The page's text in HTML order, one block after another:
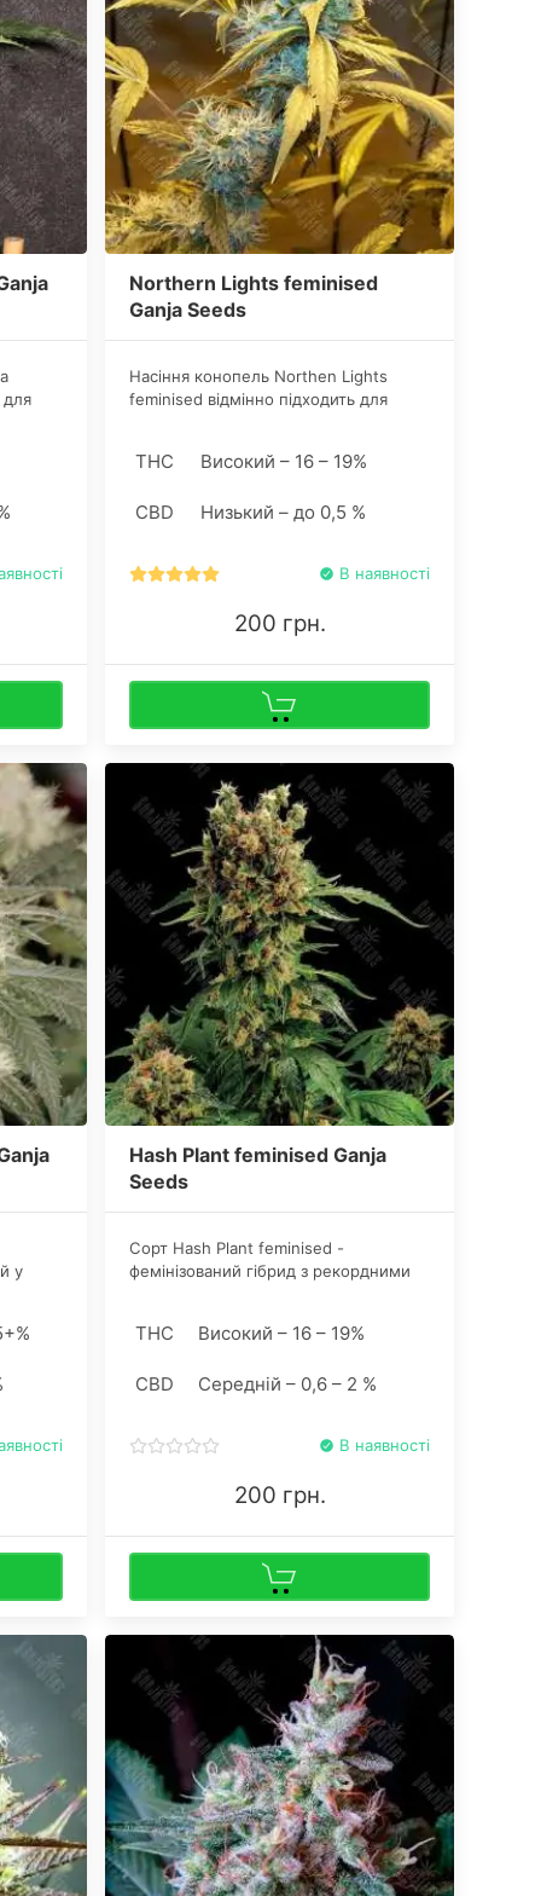
для
Northern Lights feminised
Ganja Seeds
Насіння конопель Northen Lights
feminised відмінно підходить для
піддаються тренуванням,
THC Високий – 16 – 19%
CBD Низький – до 0,5 %
В наявності
200 грн.
у
Hash Plant feminised Ganja
Seeds
Сорт Hash Plant feminised -
фемінізований гібрид з рекордними
THC Високий – 16 – 19%
CBD Середній – 0,6 – 2 %
В наявності
200 грн.